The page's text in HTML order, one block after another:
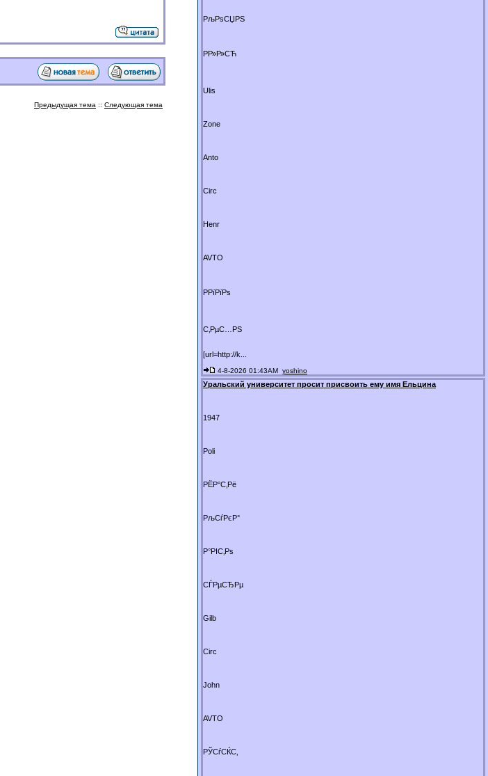
Предыдущая тема :: Следующая тема
РљРѕСЏРЅ
РР»Р»СЋ
Ulis
Zone
Anto
Circ
Henr
AVTO
РРїРїРѕ
С‚РµС…РЅ
[url=http://k...
4-8-2026 01:43AM yoshino
Уральский университет просит присвоить ему имя Ельцина
1947
Poli
РЁР°С‚Рё
РљСѓРєР°
Р°РІС‚Рѕ
СЃРµСЂРµ
Gilb
Circ
John
AVTO
РЎСѓСЌС‚